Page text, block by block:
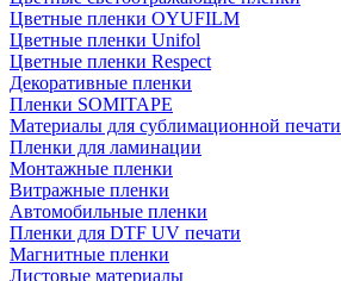
Цветные пленки OYUFILM
Цветные пленки Unifol
Цветные пленки Respect
Декоративные пленки
Пленки SOMITAPE
Материалы для сублимационной печати
Пленки для ламинации
Монтажные пленки
Витражные пленки
Автомобильные пленки
Пленки для DTF UV печати
Магнитные пленки
Листовые материалы